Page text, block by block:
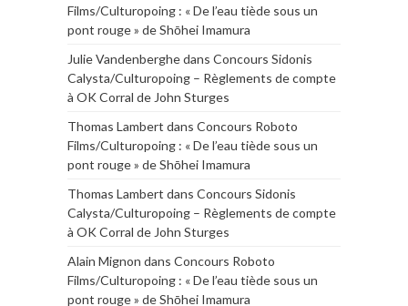
Films/Culturopoing : « De l’eau tiède sous un
pont rouge » de Shōhei Imamura
Julie Vandenberghedans Concours Sidonis
Calysta/Culturopoing – Règlements de compte
à OK Corral de John Sturges
Thomas Lambert dans Concours Roboto
Films/Culturopoing : « De l’eau tiède sous un
pont rouge » de Shōhei Imamura
Thomas Lambert dans Concours Sidonis
Calysta/Culturopoing – Règlements de compte
à OK Corral de John Sturges
Alain Mignon dans Concours Roboto
Films/Culturopoing : « De l’eau tiède sous un
pont rouge » de Shōhei Imamura